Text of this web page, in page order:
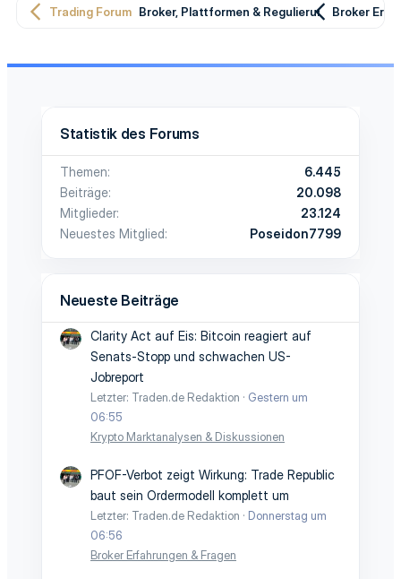
Trading Forum Broker, Plattformen & Regulierung Broker
Statistik des Forums
Themen
6.445
Beiträge
20.098
Mitglieder
23.124
Neuestes Mitglied
Poseidon7799
Neueste Beiträge
Clarity Act auf Eis: Bitcoin reagiert auf
Senats-Stopp und schwachen US-
Jobreport
Letzter: Traden.de Redaktion
Gestern um
06:55
Krypto Marktanalysen & Diskussionen
PFOF-Verbot zeigt Wirkung: Trade Republic
baut sein Ordermodell komplett um
Letzter: Traden.de Redaktion
Donnerstag um
06:56
Broker Erfahrungen & Fragen